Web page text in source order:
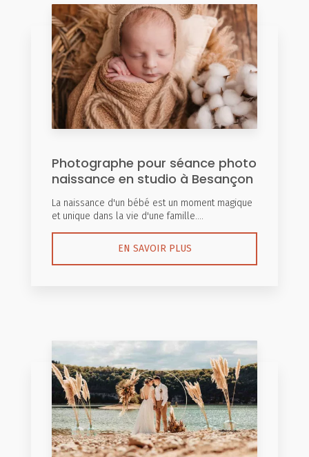
Photographe pour séance photo
naissance en studio à Besançon
La naissance d'un bébé est un moment magique
et unique dans la vie d'une famille....
EN SAVOIR PLUS